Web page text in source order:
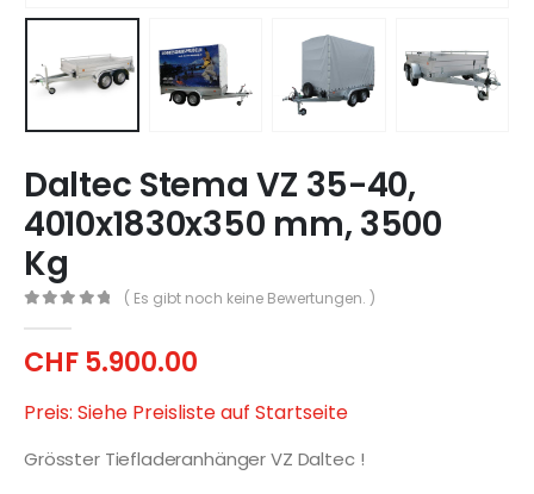
Daltec Stema VZ 35-40,
4010x1830x350 mm, 3500
Kg
( Es gibt noch keine Bewertungen. )
CHF5.900.00
Preis: Siehe Preisliste auf Startseite
Grösster Tiefladeranhänger VZ Daltec !